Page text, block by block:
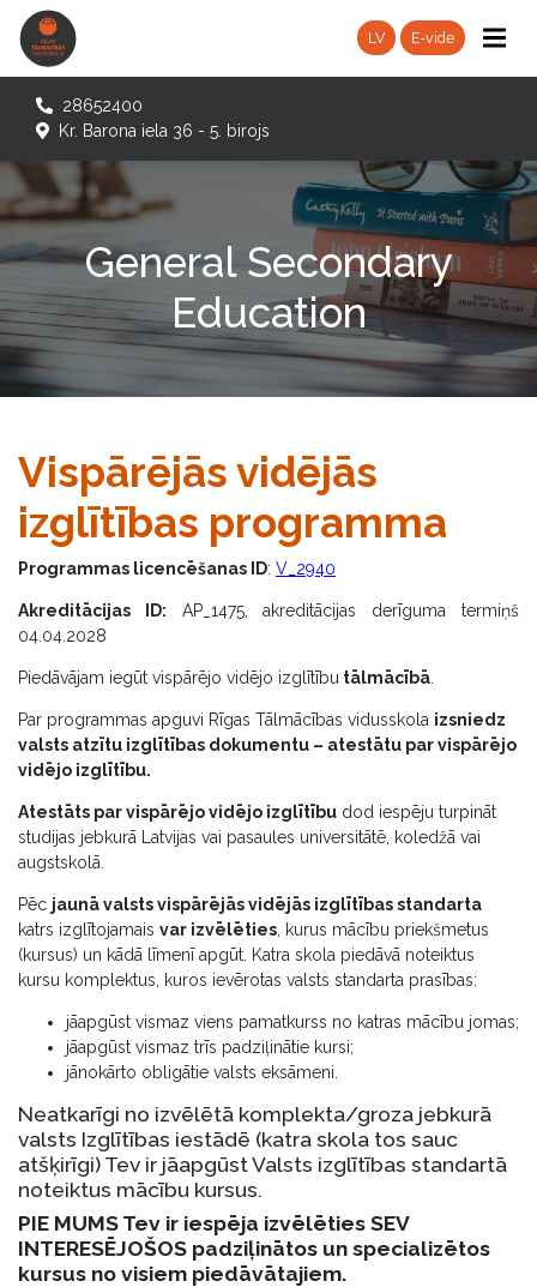
LV E-vide
28652400
Kr. Barona iela 36 - 5. birojs
General Secondary
Education
Vispārējās vidējās
izglītības programma
Programmas licencēšanas ID: V_2940
Akreditācijas ID: AP_1475, akreditācijas derīguma termiņš
04.04.2028
Piedāvājam iegūt vispārējo vidējo izglītību tālmācībā
Par programmas apguvi Rīgas Tālmācības vidusskola izsniedz
valsts atzītu izglītības dokumentu – atestātu par vispārējo
vidējo izglītību.
Atestāts par vispārējo vidējo izglītību dod iespēju turpināt
studijas jebkurā Latvijas vai pasaules universitātē, koledžā vai
augstskolā.
Pēc jaunā valsts vispārējās vidējās izglītības standarta
katrs izglītojamais var izvēlēties , kurus mācību priekšmetus
(kursus) un kādā līmenī apgūt. Katra skola piedāvā noteiktus
kursu komplektus, kuros ievērotas valsts standarta prasības:
jāapgūst vismaz viens pamatkurss no katras mācību jomas;
jāapgūst vismaz trīs padziļinātie kursi;
jānokārto obligātie valsts eksāmeni.
Neatkarīgi no izvēlētā komplekta/groza jebkurā
valsts Izglītības iestādē (katra skola tos sauc
atšķirīgi) Tev ir jāapgūst Valsts izglītības standartā
noteiktus mācību kursus.
PIE MUMS Tev ir iespēja izvēlēties SEV
INTERESĒJOŠOS padziļinātos un specializētos
kursus no visiem piedāvātajiem.